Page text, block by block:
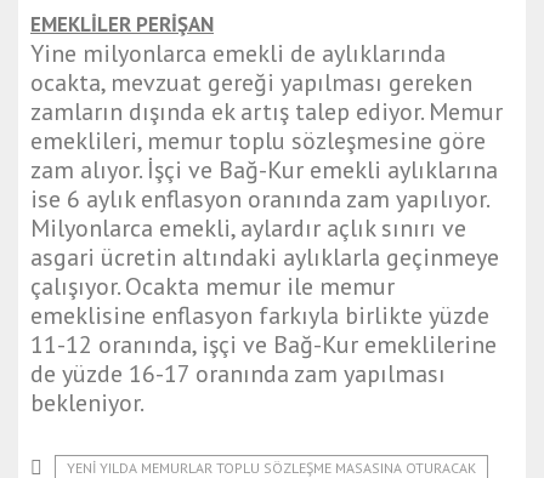
EMEKLİLER PERİŞAN
Yine milyonlarca emekli de aylıklarında
ocakta, mevzuat gereği yapılması gereken
zamların dışında ek artış talep ediyor. Memur
emeklileri, memur toplu sözleşmesine göre
zam alıyor. İşçi ve Bağ-Kur emekli aylıklarına
ise 6 aylık enflasyon oranında zam yapılıyor.
Milyonlarca emekli, aylardır açlık sınırı ve
asgari ücretin altındaki aylıklarla geçinmeye
çalışıyor. Ocakta memur ile memur
emeklisine enflasyon farkıyla birlikte yüzde
11-12 oranında, işçi ve Bağ-Kur emeklilerine
de yüzde 16-17 oranında zam yapılması
bekleniyor.
YENI YILDA MEMURLAR TOPLU SÖZLEŞME MASASINA OTURACAK